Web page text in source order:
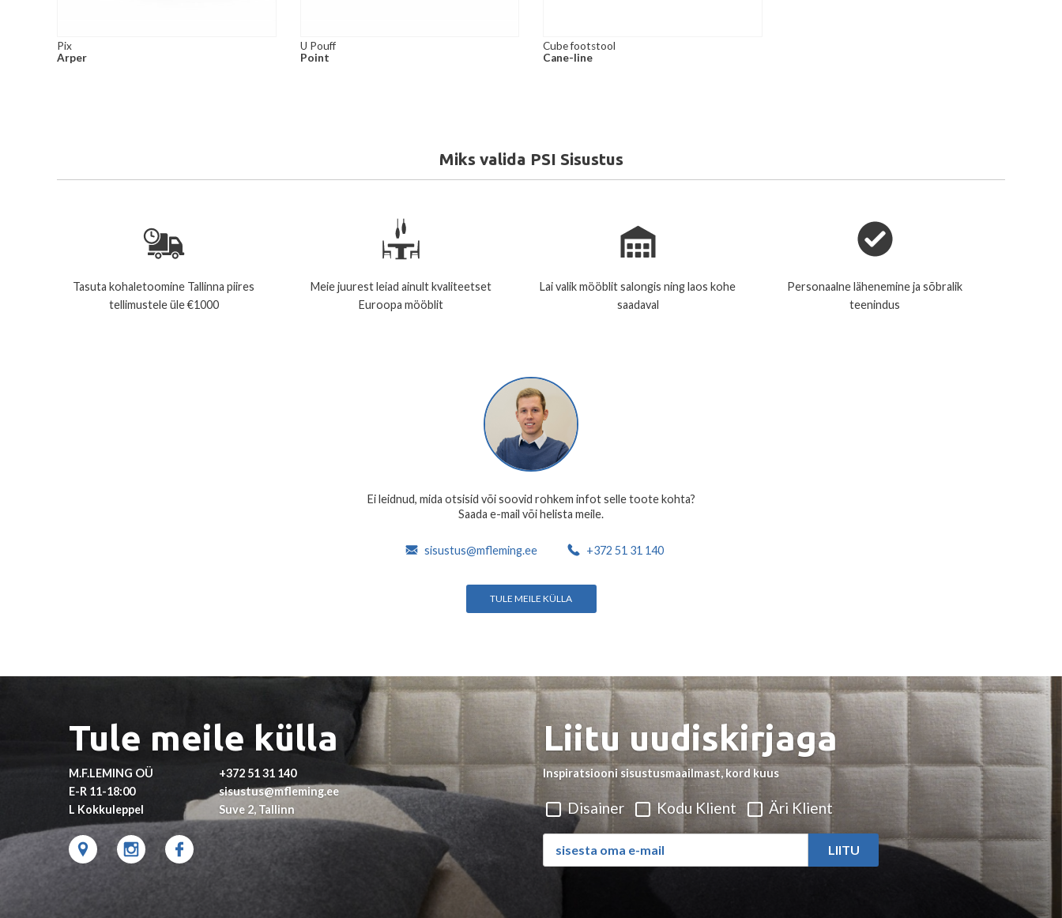
Pix
Arper
U Pouff
Point
Cube footstool
Cane-line
Miks valida PSI Sisustus
Tasuta kohaletoomine Tallinna piires
tellimustele üle €1000
Meie juurest leiad ainult kvaliteetset
Euroopa mööblit
Lai valik mööblit salongis ning laos kohe
saadaval
Personaalne lähenemine ja sõbralik
teenindus
Ei leidnud, mida otsisid või soovid rohkem infot selle toote kohta?
Saada e-mail või helista meile.
sisustus@mfleming.ee +372 51 31 140
TULE MEILE KÜLLA
Tule meile külla
M.F.LEMING OÜ
E-R 11-18:00
L Kokkuleppel
+372 51 31 140
sisustus@mfleming.ee
Suve 2, Tallinn
Liitu uudiskirjaga
Inspiratsiooni sisustusmaailmast, kord kuus
Disainer Kodu Klient Äri Klient
LIITU